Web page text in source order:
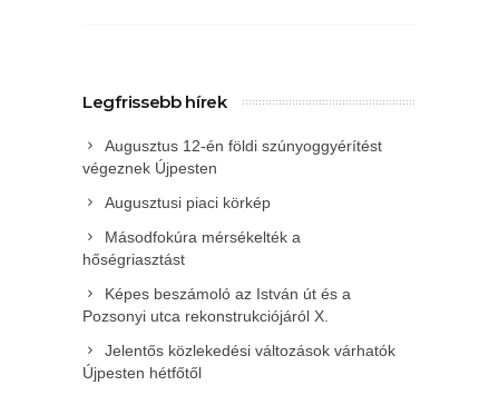
Legfrissebb hírek
Augusztus 12-én földi szúnyoggyérítést
végeznek Újpesten
Augusztusi piaci körkép
Másodfokúra mérsékelték a
hőségriasztást
Képes beszámoló az István út és a
Pozsonyi utca rekonstrukciójáról X.
Jelentős közlekedési változások várhatók
Újpesten hétfőtől